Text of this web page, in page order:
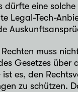
dürfte eine
Legal-Tech-
muss
Gesetzes über
es, den
zu schützen.